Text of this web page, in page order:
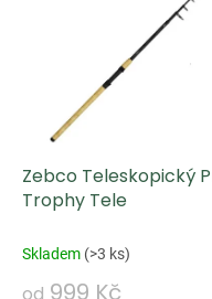
o
d
u
Zebco Teleskopický
Trophy Tele
Skladem (>3 ks)
999 Kč